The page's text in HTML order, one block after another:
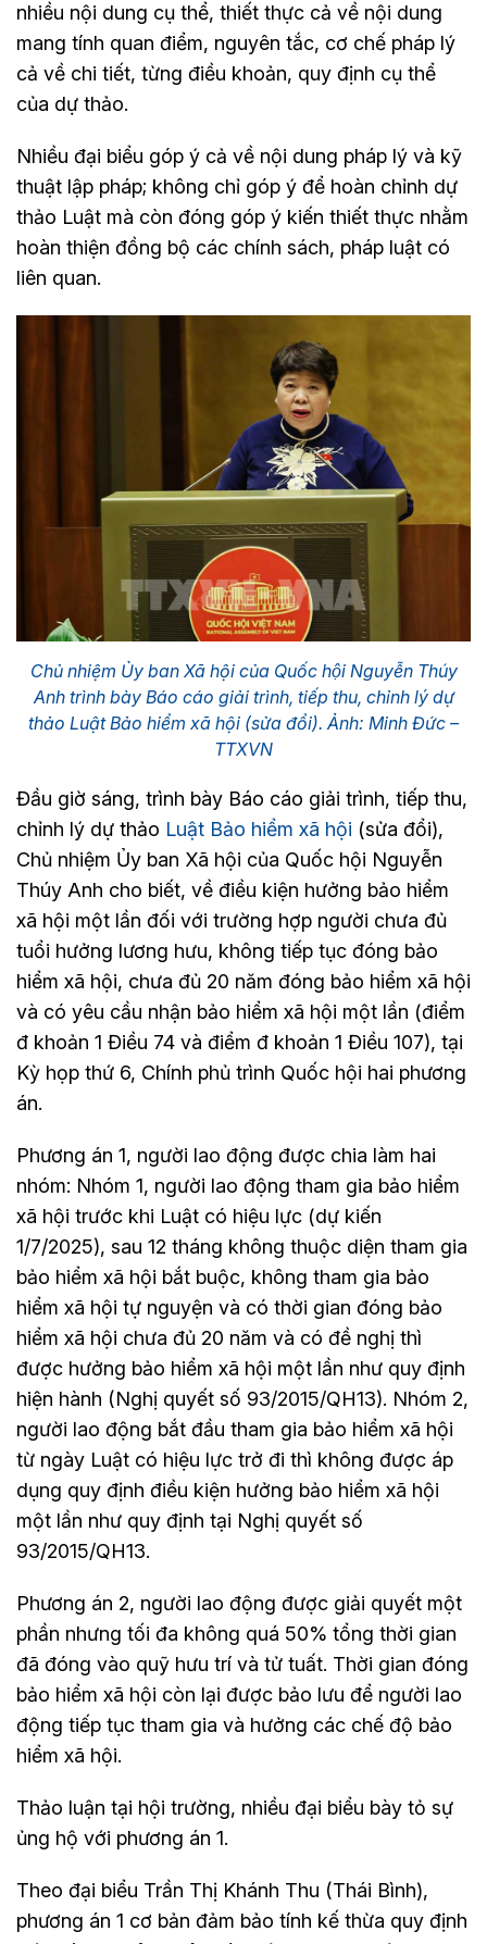
nhiều nội dung cụ thể, thiết thực cả về nội dung
mang tính quan điểm, nguyên tắc, cơ chế pháp lý
cả về chi tiết, từng điều khoản, quy định cụ thể
của dự thảo.
Nhiều đại biểu góp ý cả về nội dung pháp lý và kỹ
thuật lập pháp; không chỉ góp ý để hoàn chỉnh dự
thảo Luật mà còn đóng góp ý kiến thiết thực nhằm
hoàn thiện đồng bộ các chính sách, pháp luật có
liên quan.
Chủ nhiệm Ủy ban Xã hội của Quốc hội Nguyễn Thúy
Anh trình bày Báo cáo giải trình, tiếp thu, chỉnh lý dự
thảo Luật Bảo hiểm xã hội (sửa đổi). Ảnh: Minh Đức –
TTXVN
Đầu giờ sáng, trình bày Báo cáo giải trình, tiếp thu,
chỉnh lý dự thảo Luật Bảo hiểm xã hội (sửa đổi),
Chủ nhiệm Ủy ban Xã hội của Quốc hội Nguyễn
Thúy Anh cho biết, về điều kiện hưởng bảo hiểm
xã hội một lần đối với trường hợp người chưa đủ
tuổi hưởng lương hưu, không tiếp tục đóng bảo
hiểm xã hội, chưa đủ 20 năm đóng bảo hiểm xã hội
và có yêu cầu nhận bảo hiểm xã hội một lần (điểm
đ khoản 1 Điều 74 và điểm đ khoản 1 Điều 107), tại
Kỳ họp thứ 6, Chính phủ trình Quốc hội hai phương
án.
Phương án 1, người lao động được chia làm hai
nhóm: Nhóm 1, người lao động tham gia bảo hiểm
xã hội trước khi Luật có hiệu lực (dự kiến
1/7/2025), sau 12 tháng không thuộc diện tham gia
bảo hiểm xã hội bắt buộc, không tham gia bảo
hiểm xã hội tự nguyện và có thời gian đóng bảo
hiểm xã hội chưa đủ 20 năm và có đề nghị thì
được hưởng bảo hiểm xã hội một lần như quy định
hiện hành (Nghị quyết số 93/2015/QH13). Nhóm 2,
người lao động bắt đầu tham gia bảo hiểm xã hội
từ ngày Luật có hiệu lực trở đi thì không được áp
dụng quy định điều kiện hưởng bảo hiểm xã hội
một lần như quy định tại Nghị quyết số
93/2015/QH13.
Phương án 2, người lao động được giải quyết một
phần nhưng tối đa không quá 50% tổng thời gian
đã đóng vào quỹ hưu trí và tử tuất. Thời gian đóng
bảo hiểm xã hội còn lại được bảo lưu để người lao
động tiếp tục tham gia và hưởng các chế độ bảo
hiểm xã hội.
Thảo luận tại hội trường, nhiều đại biểu bày tỏ sự
ủng hộ với phương án 1.
Theo đại biểu Trần Thị Khánh Thu (Thái Bình),
phương án 1 cơ bản đảm bảo tính kế thừa quy định